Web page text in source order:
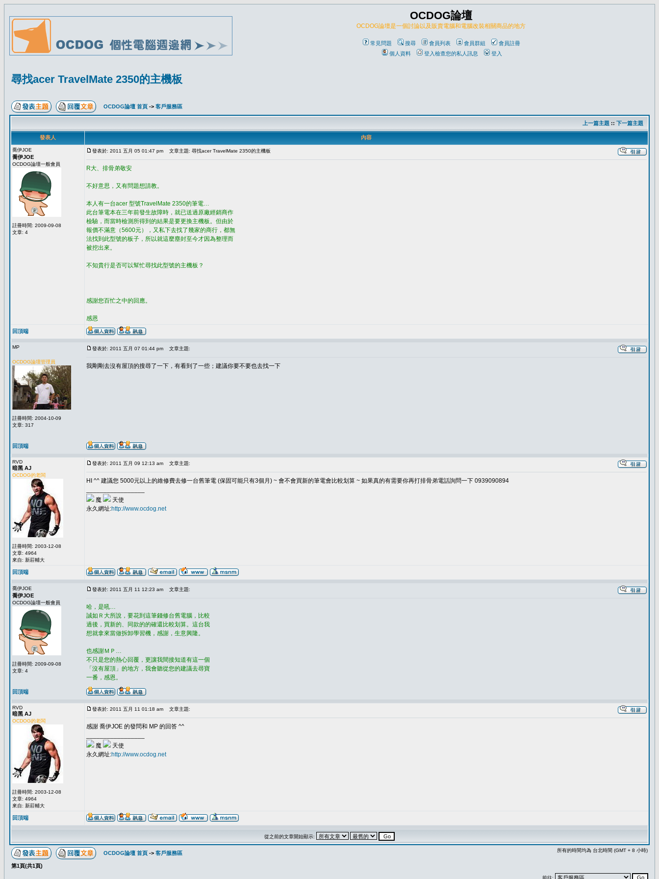
OCDOG論壇
OCDOG論壇是一個討論以及販賣電腦和電腦改裝相關商品的地方
常見問題 搜尋 會員列表 會員群組
會員註冊
個人資料
登入檢查您的私人訊息 登入
尋找acer TravelMate 2350的主機板
OCDOG論壇 首頁 -> 客戶服務區
上一篇主題 :: 下一篇主題
發表人 內容
喬伊JOE
喬伊JOE
OCDOG論壇一般會員
註冊時間: 2009-09-08
文章: 4
發表於: 2011 五月 05 01:47 pm 文章主題: 尋找acer TravelMate 2350的主機板
R大、排骨弟敬安
不好意思，又有問題想請教。
本人有一台acer 型號TravelMate 2350的筆電…
此台筆電本在三年前發生故障時，就已送過原廠經銷商作
檢驗，而當時檢測所得到的結果是要更換主機板。但由於
報價不滿意（5600元），又私下去找了幾家的商行，都無
法找到此型號的板子，所以就這麼塵封至今才因為整理而
被挖出來。
不知貴行是否可以幫忙尋找此型號的主機板？
感謝您百忙之中的回應。
感恩
回頂端
MP
OCDOG論壇管理員
註冊時間: 2004-10-09
文章: 317
發表於: 2011 五月 07 01:44 pm 文章主題:
我剛剛去沒有屋頂的搜尋了一下，有看到了一些；建議你要不要也去找一下
回頂端
RVD
暗黑 AJ
OCDOG的老闆
註冊時間: 2003-12-08
文章: 4964
來自: 新莊輔大
發表於: 2011 五月 09 12:13 am 文章主題:
HI ^^ 建議您 5000元以上的維修費去修一台舊筆電 (保固可能只有3個月) ~ 會不會買新的筆電會比較划算 ~ 如果真的有需要你再打排骨弟電話詢問一下 0939090894
魔
天使
永久網址:http://www.ocdog.net
回頂端
喬伊JOE
喬伊JOE
OCDOG論壇一般會員
註冊時間: 2009-09-08
文章: 4
發表於: 2011 五月 11 12:23 am 文章主題:
哈，是吼…
誠如Ｒ大所說，要花到這筆錢修台舊電腦，比較
過後，買新的、同款的的確還比較划算。這台我
想就拿來當做拆卸學習機，感謝，生意興隆。
也感謝ＭＰ…
不只是您的熱心回覆，更讓我間接知道有這一個
「沒有屋頂」的地方，我會聽從您的建議去尋寶
一番，感恩。
回頂端
RVD
暗黑 AJ
OCDOG的老闆
註冊時間: 2003-12-08
文章: 4964
來自: 新莊輔大
發表於: 2011 五月 11 01:18 am 文章主題:
感謝 喬伊JOE 的發問和 MP 的回答 ^^
魔
天使
永久網址:http://www.ocdog.net
回頂端
從之前的文章開始顯示:
OCDOG論壇 首頁 -> 客戶服務區 所有的時間均為 台北時間 (GMT + 8 小時)
第1頁(共1頁)
前往: